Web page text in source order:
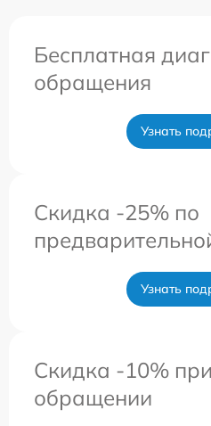
Бесплатная
обращения
Узнать
Скидка -25% по
Узнать
Скидка -10%
обращении